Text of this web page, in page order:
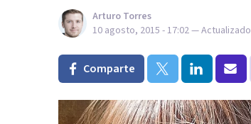
Arturo Torres
10 agosto, 2015 - 17:02— Actualizado
Comparte